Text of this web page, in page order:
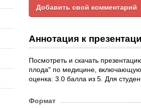
Добавить свой комментарий
Аннотация к
Посмотреть и скачать
плода" по медицине,
оценка: 3.0 балла из 5. Для
Формат